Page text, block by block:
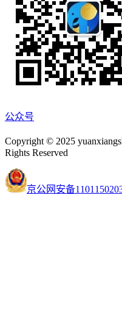
公众号
Copyright © 2025
Rights Reserved
京公网安备